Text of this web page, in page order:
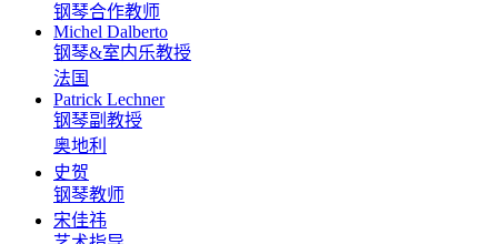
钢琴合作教师
Michel Dalberto
钢琴&室内乐教授
法国
Patrick Lechner
钢琴副教授
奥地利
史贺
钢琴教师
宋佳祎